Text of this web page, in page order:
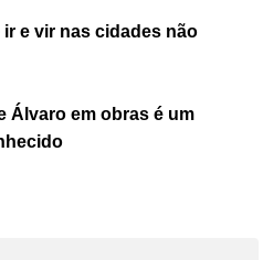
e vir nas cidades não
Álvaro em obras é um